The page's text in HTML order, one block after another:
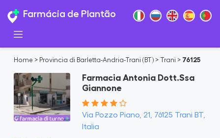
Farmácia de Plantão
Home > Provincia di Barletta-Andria-Trani (BT) > Trani > 76125
Farmacia Antonia Dott.Ssa
Giannone
Via Pozzo Piano, 21, 76125 Trani BT,
Italia